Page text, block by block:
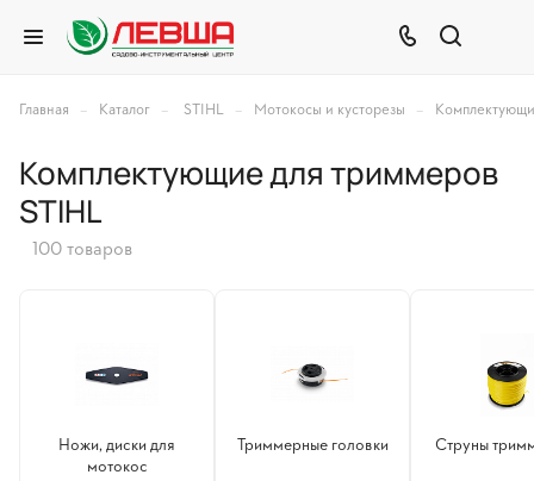
Главная – Каталог – STIHL – Мотокосы и кусторезы –
Комплектующие для триммеров
STIHL
100 товаров
Ножи, диски для
мотокос
Триммерные головки Струны